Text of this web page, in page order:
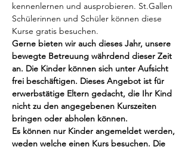
kennenlernen und ausprobieren. St.Gallen
Schülerinnen und Schüler können diese
Kurse gratis besuchen.
Gerne bieten wir auch dieses Jahr, unsere
bewegte Betreuung währdend dieser Zeit
an. Die Kinder können sich unter Aufsicht
frei beschäftigen. Dieses Angebot ist für
erwerbstätige Eltern gedacht, die Ihr Kind
nicht zu den angegebenen Kurszeiten
bringen oder abholen können.
Es können nur Kinder angemeldet werden,
weden welche einen Kurs besuchen. Die